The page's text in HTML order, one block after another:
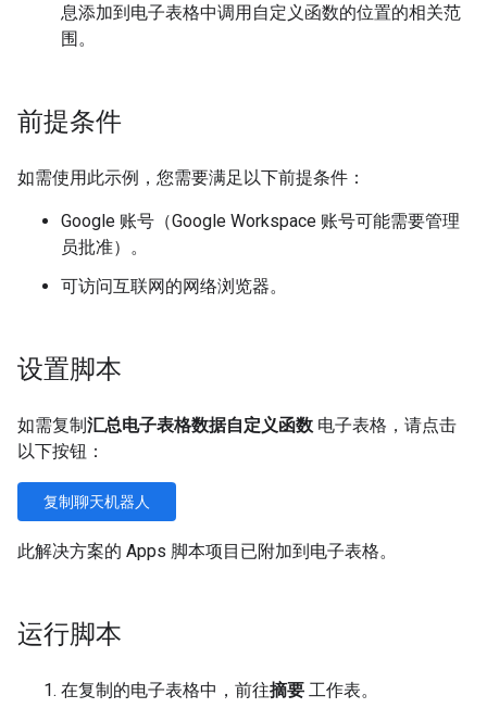
息添加到电子表格中调用自定义函数的位置的相关范
围。
前提条件
如需使用此示例，您需要满足以下前提条件：
Google 账号（Google Workspace 账号可能需要管理
员批准）。
可访问互联网的网络浏览器。
设置脚本
如需复制汇总电子表格数据自定义函数 电子表格，请点击
以下按钮：
复制聊天机器人
此解决方案的 Apps 脚本项目已附加到电子表格。
运行脚本
在复制的电子表格中，前往摘要 工作表。